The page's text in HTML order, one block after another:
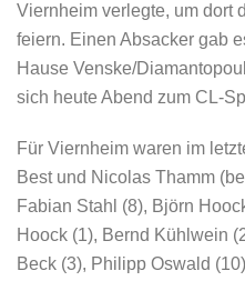
Viernheim verlegte, um dort
feiern. Einen Absacker gab
Hause Venske/
sich heute Abend zum CL-
Für Viernheim waren im
Best und Nicolas Thamm
Fabian Stahl (8), Björn
Hoock (1), Bernd Kühlwein
Beck (3), Philipp Oswald